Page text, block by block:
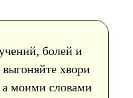
болей и
хвори
а моими словами